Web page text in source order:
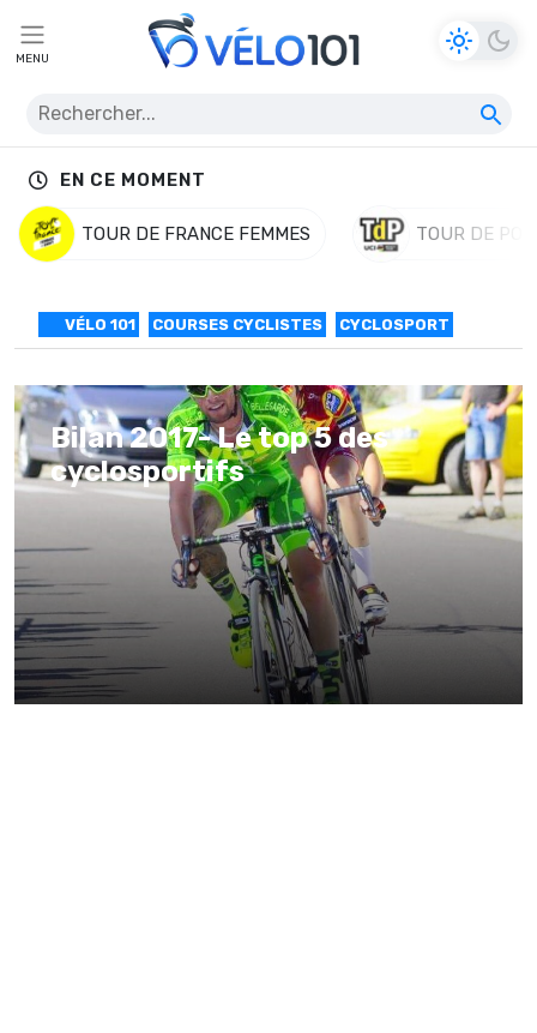
MENU
EN CE MOMENT
TOUR DE FRANCE FEMMES TOUR DE
VÉLO 101 COURSES CYCLISTES CYCLOSPORT
Bilan 2017- Le top 5 des
cyclosportifs